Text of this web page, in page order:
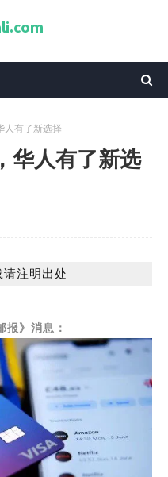
人有了新选择
华人有了新选
请注明出处
报》消息：